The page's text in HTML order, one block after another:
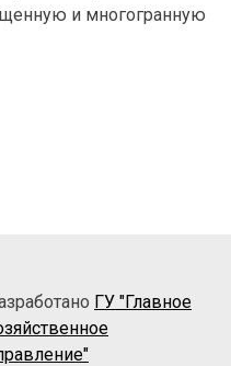
и многогранную
ГУ "Главное